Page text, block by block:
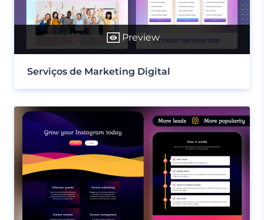
Preview
Serviços de Marketing Digital